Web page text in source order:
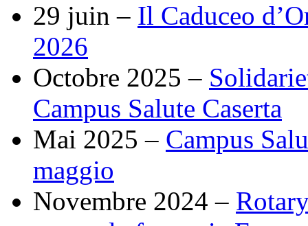
29 juin – Il Caduceo
2026
Octobre 2025 –
Campus Salute Caserta
Mai 2025 – Campus
maggio
Novembre 2024 –